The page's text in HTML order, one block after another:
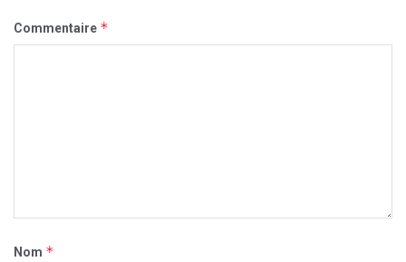
Commentaire *
Nom *